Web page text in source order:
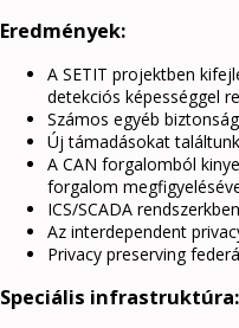
Eredmények:
A SETIT projektben
detekciós képességgel
Számos egyéb
Új támadásokat
A CAN forgalomból
forgalom
ICS/SCADA
Az interdependent
Privacy preserving
Speciális infrastruktúra: